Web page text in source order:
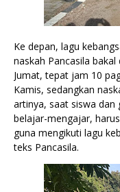
Ke depan, lagu
naskah Pancasila
Jumat, tepat jam 10
Kamis, sedangkan
artinya, saat siswa dan
belajar-mengajar,
guna mengikuti lagu
teks Pancasila.